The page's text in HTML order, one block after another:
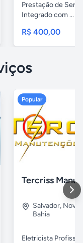
Prestação de
Integrado com ...
R$ 400,00
Popular
Salvador, Nova
Bahia
Eletricista